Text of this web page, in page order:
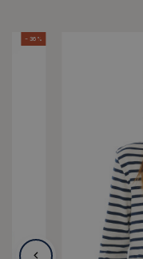
- 36 %